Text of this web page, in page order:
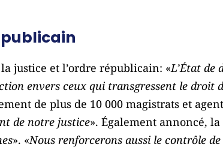
justice et l’ordre républicain: «L’État de
envers ceux qui transgressent le droit
de plus de 10 000 magistrats et
de notre justice». Également annoncé,
». «Nous renforcerons aussi le contrôle